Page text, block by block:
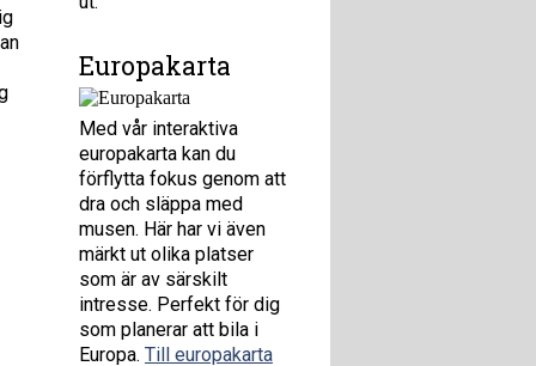
Europakarta
Med vår interaktiva
europakarta kan du
förflytta fokus genom att
dra och släppa med
musen. Här har vi även
märkt ut olika platser
som är av särskilt
intresse. Perfekt för dig
som planerar att bila i
Europa. Till europakarta